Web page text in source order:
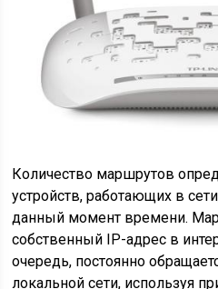
Количество маршрутов
устройств, работающих в
данный момент времени.
собственный IP-адрес в
очередь, постоянно
локальной сети, используя